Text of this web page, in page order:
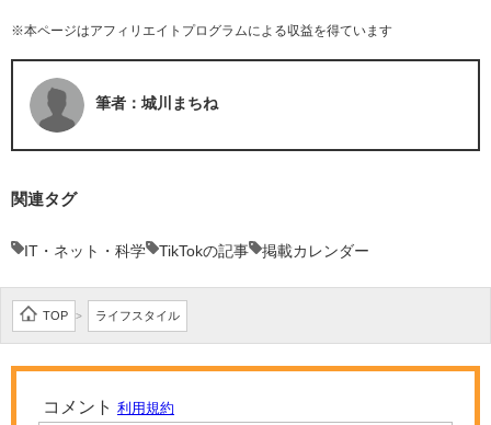
※本ページはアフィリエイトプログラムによる収益を得ています
筆者：城川まちね
関連タグ
IT・ネット・科学 TikTokの記事 掲載カレンダー
TOP > ライフスタイル